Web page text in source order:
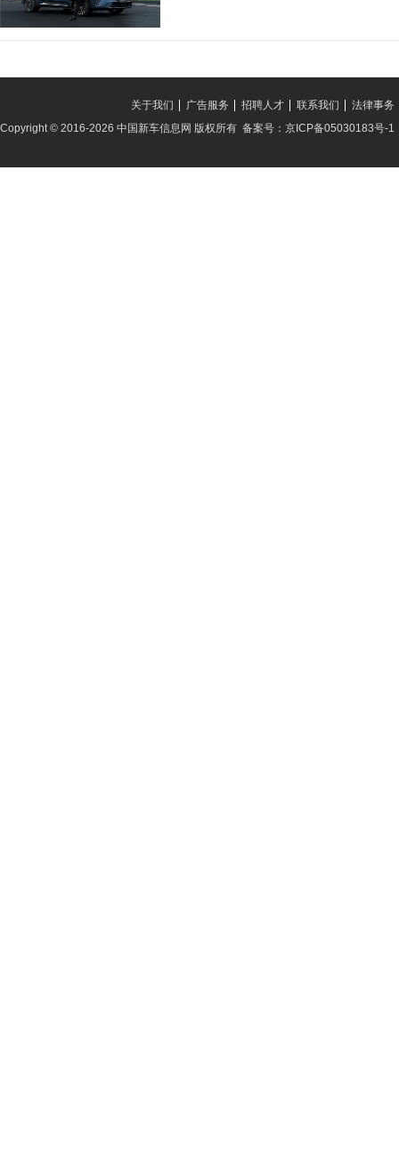
法律事务
联系我们
招聘人才
广告服务
关于我们
Copyright © 2016-2026 中国新车信息网 版权所有 备案号：京ICP备05030183号-1